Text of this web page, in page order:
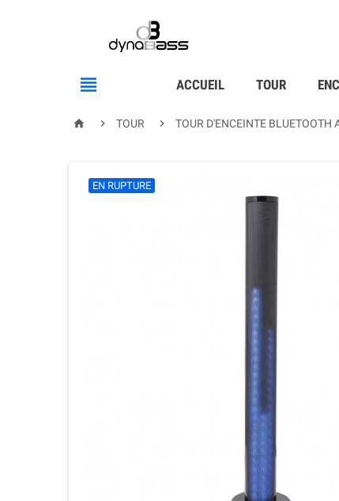
 ACCUEIL TOUR
  TOUR  TOUR D'ENCEINTE BLUETOOTH
EN RUPTURE